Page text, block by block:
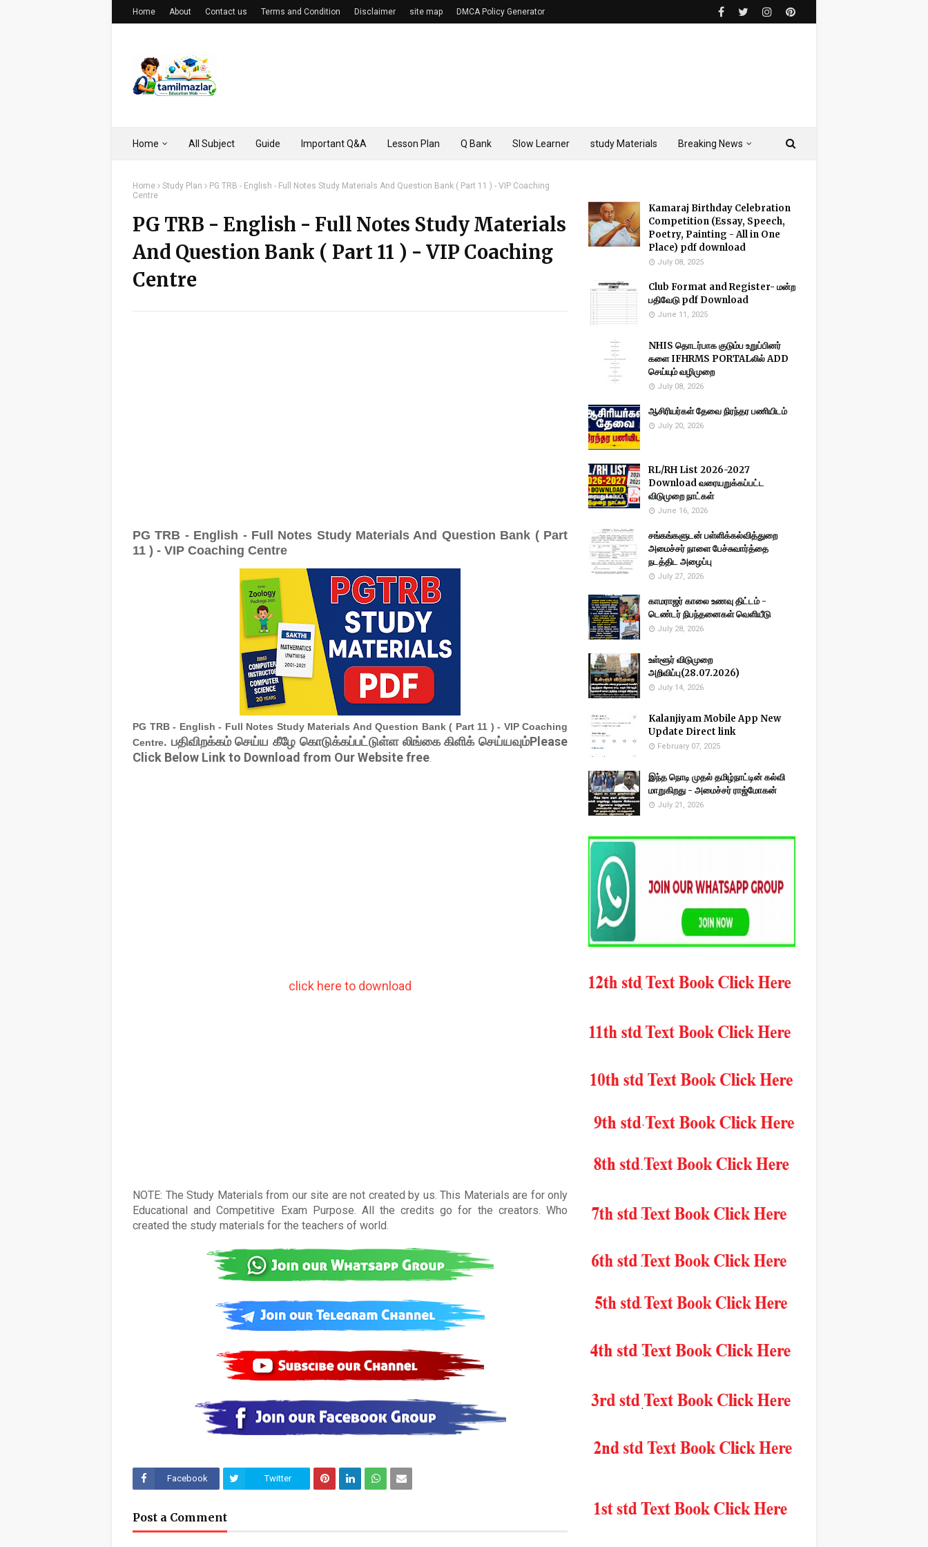
Home About Contact us Terms and Condition Disclaimer site map DMCA Policy Generator
Home All Subject Guide Important Q&A Lesson Plan Q Bank Slow Learner study Materials Breaking News
Home Study Plan
PG TRB - English - Full Notes Study Materials And Question Bank ( Part 11 ) - VIP Coaching
Centre
PG TRB - English - Full Notes Study Materials
And Question Bank ( Part 11 ) - VIP Coaching
Centre
PG TRB - English - Full Notes Study Materials And Question Bank ( Part
11 ) - VIP Coaching Centre
PG TRB - English - Full Notes Study Materials And Question Bank ( Part 11 ) - VIP Coaching
Centre. பதிவிறக்கம் செய்ய கீழே கொடுக்கப்பட்டுள்ள லிங்கை கிளிக் செய்யவும்Please
Click Below Link to Download from Our Website free
click here to download
NOTE: The Study Materials from our site are not created by us. This Materials are for only
Educational and Competitive Exam Purpose. All the credits go for the creators. Who
created the study materials for the teachers of world
Facebook Twitter
Post a Comment
Kamaraj Birthday Celebration
Competition (Essay, Speech,
Poetry, Painting - All in One
Place) pdf download
July 08, 2025
Club Format and Register- மன்ற
பதிவேடு pdf Download
June 11, 2025
NHIS தொடர்பாக குடும்ப உறுப்பினர்
களை IFHRMS PORTALலில் ADD
செய்யும் வழிமுறை
July 08, 2026
ஆசிரியர்கள் தேவை நிரந்தர பணியிடம்
July 20, 2026
RL/RH List 2026-2027
Download வரையறுக்கப்பட்ட
விடுமுறை நாட்கள்
June 16, 2026
சங்கங்களுடன் பள்ளிக்கல்வித்துறை
அமைச்சர் நாளை பேச்சுவார்த்தை
நடத்திட அழைப்பு
July 27, 2026
காமராஜர் காலை உணவு திட்டம் -
டெண்டர் நிபந்தனைகள் வெளியீடு
July 28, 2026
உள்ளூர் விடுமுறை
அறிவிப்பு(28.07.2026)
July 14, 2026
Kalanjiyam Mobile App New
Update Direct link
February 07, 2025
இந்த நொடி முதல் தமிழ்நாட்டின் கல்வி
மாறுகிறது - அமைச்சர் ராஜ்மோகன்
July 21, 2026